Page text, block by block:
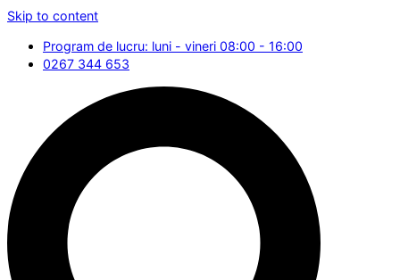
Skip to content
Program de lucru: luni - vineri 08:00 - 16:00
0267 344 653